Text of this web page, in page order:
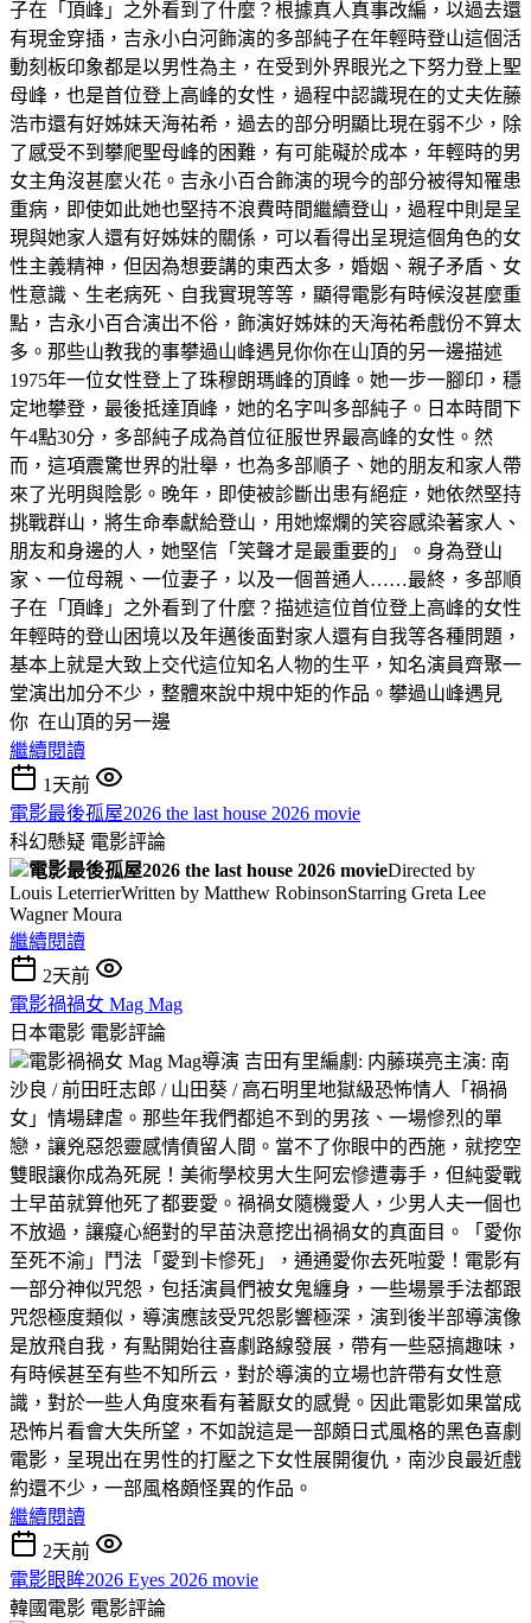
子在「頂峰」之外看到了什麼？根據真人真事改編，以過去還
有現金穿插，吉永小白河飾演的多部純子在年輕時登山這個活
動刻板印象都是以男性為主，在受到外界眼光之下努力登上聖
母峰，也是首位登上高峰的女性，過程中認識現在的丈夫佐藤
浩市還有好姊妹天海祐希，過去的部分明顯比現在弱不少，除
了感受不到攀爬聖母峰的困難，有可能礙於成本，年輕時的男
女主角沒甚麼火花。吉永小百合飾演的現今的部分被得知罹患
重病，即使如此她也堅持不浪費時間繼續登山，過程中則是呈
現與她家人還有好姊妹的關係，可以看得出呈現這個角色的女
性主義精神，但因為想要講的東西太多，婚姻、親子矛盾、女
性意識、生老病死、自我實現等等，顯得電影有時候沒甚麼重
點，吉永小百合演出不俗，飾演好姊妹的天海祐希戲份不算太
多。那些山教我的事攀過山峰遇見你你在山頂的另一邊描述
1975年一位女性登上了珠穆朗瑪峰的頂峰。她一步一腳印，穩
定地攀登，最後抵達頂峰，她的名字叫多部純子。日本時間下
午4點30分，多部純子成為首位征服世界最高峰的女性。然
而，這項震驚世界的壯舉，也為多部順子、她的朋友和家人帶
來了光明與陰影。晚年，即使被診斷出患有絕症，她依然堅持
挑戰群山，將生命奉獻給登山，用她燦爛的笑容感染著家人、
朋友和身邊的人，她堅信「笑聲才是最重要的」。身為登山
家、一位母親、一位妻子，以及一個普通人……最終，多部順
子在「頂峰」之外看到了什麼？描述這位首位登上高峰的女性
年輕時的登山困境以及年邁後面對家人還有自我等各種問題，
基本上就是大致上交代這位知名人物的生平，知名演員齊聚一
堂演出加分不少，整體來說中規中矩的作品。攀過山峰遇見
你 在山頂的另一邊
繼續閱讀
1天前
電影最後孤屋2026 the last house 2026 movie
科幻懸疑 電影評論
電影最後孤屋2026 the last house 2026 movieDirected by
Louis LeterrierWritten by Matthew RobinsonStarring Greta Lee
Wagner Moura
繼續閱讀
2天前
電影禍禍女 Mag Mag
日本電影 電影評論
電影禍禍女 Mag Mag導演 吉田有里編劇: 内藤瑛亮主演: 南
沙良 / 前田旺志郎 / 山田葵 / 高石明里地獄級恐怖情人「禍禍
女」情場肆虐。那些年我們都追不到的男孩、一場慘烈的單
戀，讓兇惡怨靈感情債留人間。當不了你眼中的西施，就挖空
雙眼讓你成為死屍！美術學校男大生阿宏慘遭毒手，但純愛戰
士早苗就算他死了都要愛。禍禍女隨機愛人，少男人夫一個也
不放過，讓癡心絕對的早苗決意挖出禍禍女的真面目。「愛你
至死不渝」鬥法「愛到卡慘死」，通通愛你去死啦愛！電影有
一部分神似咒怨，包括演員們被女鬼纏身，一些場景手法都跟
咒怨極度類似，導演應該受咒怨影響極深，演到後半部導演像
是放飛自我，有點開始往喜劇路線發展，帶有一些惡搞趣味，
有時候甚至有些不知所云，對於導演的立場也許帶有女性意
識，對於一些人角度來看有著厭女的感覺。因此電影如果當成
恐怖片看會大失所望，不如說這是一部頗日式風格的黑色喜劇
電影，呈現出在男性的打壓之下女性展開復仇，南沙良最近戲
約還不少，一部風格頗怪異的作品。
繼續閱讀
2天前
電影眼眸2026 Eyes 2026 movie
韓國電影 電影評論